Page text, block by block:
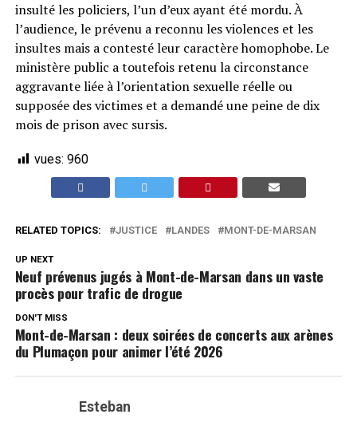
insulté les policiers, l’un d’eux ayant été mordu. À
l’audience, le prévenu a reconnu les violences et les
insultes mais a contesté leur caractère homophobe. Le
ministère public a toutefois retenu la circonstance
aggravante liée à l’orientation sexuelle réelle ou
supposée des victimes et a demandé une peine de dix
mois de prison avec sursis.
vues: 960
RELATED TOPICS: JUSTICE LANDES MONT-DE-MARSAN
UP NEXT
Neuf prévenus jugés à Mont-de-Marsan dans un vaste
procès pour trafic de drogue
DON'T MISS
Mont-de-Marsan : deux soirées de concerts aux arènes
du Plumaçon pour animer l’été 2026
Esteban